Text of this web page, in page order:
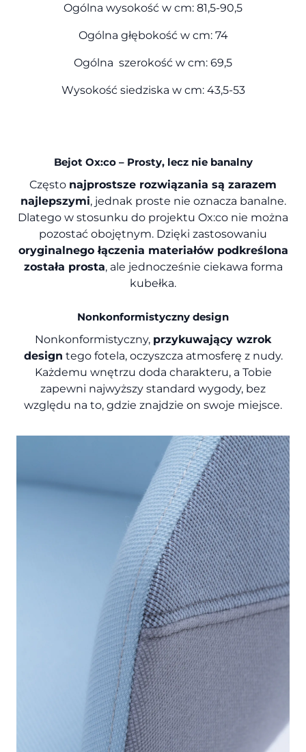
Ogólna wysokość w cm: 81,5-90,5
Ogólna głębokość w cm: 74
Ogólna szerokość w cm: 69,5
Wysokość siedziska w cm: 43,5-53
Bejot Ox:co – Prosty, lecz nie banalny
Często najprostsze rozwiązania są zarazem
najlepszymi, jednak proste nie oznacza banalne.
Dlatego w stosunku do projektu Ox:co nie można
pozostać obojętnym. Dzięki zastosowaniu
oryginalnego łączenia materiałów podkreślona
została prosta, ale jednocześnie ciekawa forma
kubełka.
Nonkonformistyczny design
Nonkonformistyczny, przykuwający wzrok
design tego fotela, oczyszcza atmosferę z nudy.
Każdemu wnętrzu doda charakteru, a Tobie
zapewni najwyższy standard wygody, bez
względu na to, gdzie znajdzie on swoje miejsce.